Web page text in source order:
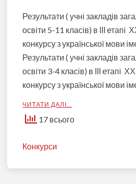
Результати ( учні закладів
освіти 5-11 класів) в ІІІ етапі
конкурсу з української мови
Результати ( учні закладів
освіти 3-4 класів) в ІІІ етапі
конкурсу з української мови
ЧИТАТИ ДАЛІ…
17 всього
Конкурси